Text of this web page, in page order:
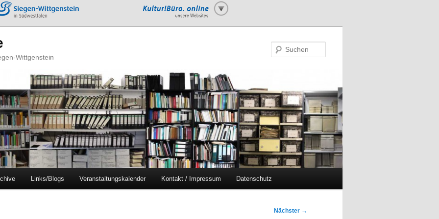
Wittgenstein
Links/Blogs Veranstaltungskalender Kontakt / Impressum Datenschutz
Nächster →